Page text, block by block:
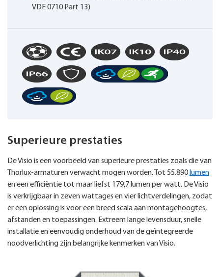
VDE 0710 Part 13)
Superieure prestaties
De Visio is een voorbeeld van superieure prestaties zoals die van
Thorlux-armaturen verwacht mogen worden. Tot 55.890 lumen
en een efficiëntie tot maar liefst 179,7 lumen per watt. De Visio
is verkrijgbaar in zeven wattages en vier lichtverdelingen, zodat
er een oplossing is voor een breed scala aan montagehoogtes,
afstanden en toepassingen. Extreem lange levensduur, snelle
installatie en eenvoudig onderhoud van de geïntegreerde
noodverlichting zijn belangrijke kenmerken van Visio.